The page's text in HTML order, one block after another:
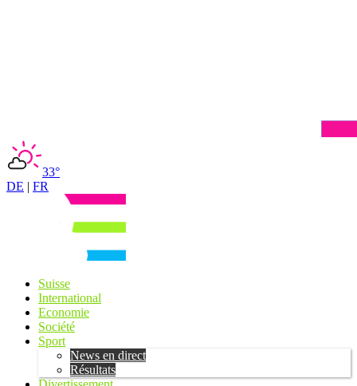
33°
DE | FR
Suisse
International
Economie
Société
Sport
News en direct
Résultats